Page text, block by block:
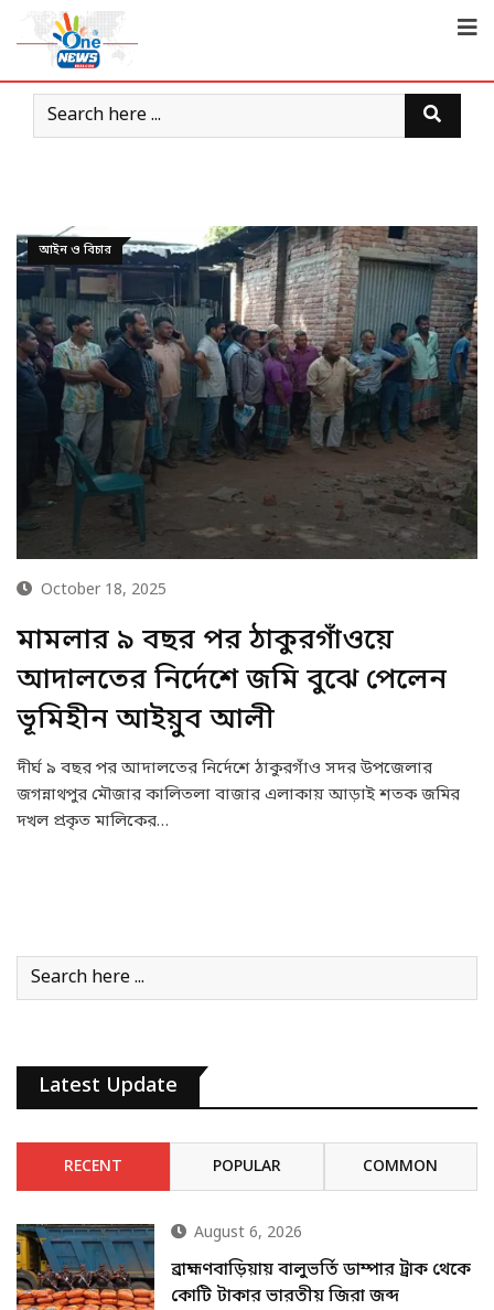
আইন ও বিচার
October 18, 2025
মামলার ৯ বছর পর ঠাকুরগাঁওয়ে
আদালতের নির্দেশে জমি বুঝে পেলেন
ভূমিহীন আইয়ুব আলী
দীর্ঘ ৯ বছর পর আদালতের নির্দেশে ঠাকুরগাঁও সদর উপজেলার
জগন্নাথপুর মৌজার কালিতলা বাজার এলাকায় আড়াই শতক জমির
দখল প্রকৃত মালিকের…
Latest Update
RECENT POPULAR COMMON
August 6, 2026
ব্রাহ্মণবাড়িয়ায় বালুভর্তি ডাম্পার ট্রাক থেকে
কোটি টাকার ভারতীয় জিরা জব্দ